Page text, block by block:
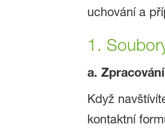
uchování a
1.
a.
Když
kontaktní